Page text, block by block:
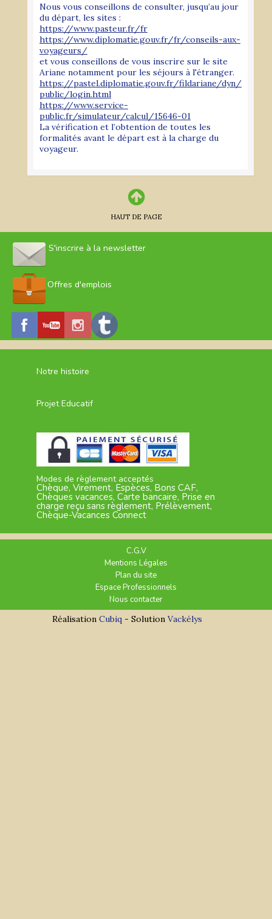
Nous vous conseillons de consulter, jusqu’au jour
du départ, les sites :
https://www.pasteur.fr/fr
https://www.diplomatie.gouv.fr/fr/conseils-aux-
voyageurs/
et vous conseillons de vous inscrire sur le site
Ariane notamment pour les séjours à l'étranger.
https://pastel.diplomatie.gouv.fr/fildariane/dyn/
public/login.html
https://www.service-
public.fr/simulateur/calcul/15646-01
La vérification et l’obtention de toutes les
formalités avant le départ est à la charge du
voyageur.
HAUT DE PAGE
S'inscrire à la newsletter
Offres d'emplois
Notre histoire
Projet Educatif
Modes de règlement acceptés
Chèque, Virement, Espèces, Bons CAF,
Chèques vacances, Carte bancaire, Prise en
charge reçu sans règlement, Prélèvement,
Chèque-Vacances Connect
C.G.V
Mentions Légales
Plan du site
Espace Professionnels
Nous contacter
Réalisation Cubiq - Solution Vackélys